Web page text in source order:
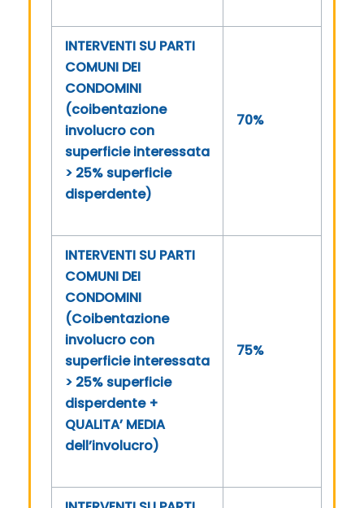
INTERVENTI SU PARTI
COMUNI DEI
CONDOMINI
(coibentazione
involucro con
superficie interessata
> 25% superficie
disperdente)
70%
INTERVENTI SU PARTI
COMUNI DEI
CONDOMINI
(Coibentazione
involucro con
superficie interessata
> 25% superficie
disperdente +
QUALITA’ MEDIA
dell’involucro)
75%